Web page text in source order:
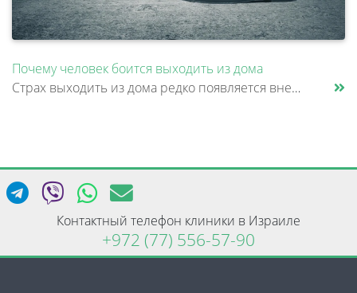
Почему человек боится выходить из дома
Страх выходить из дома редко появляется внезапно. Обычно все начинается с конкретной ситуации: человеку стало плохо в ме......
Контактный телефон клиники в Израиле
+972 (77) 556-57-90